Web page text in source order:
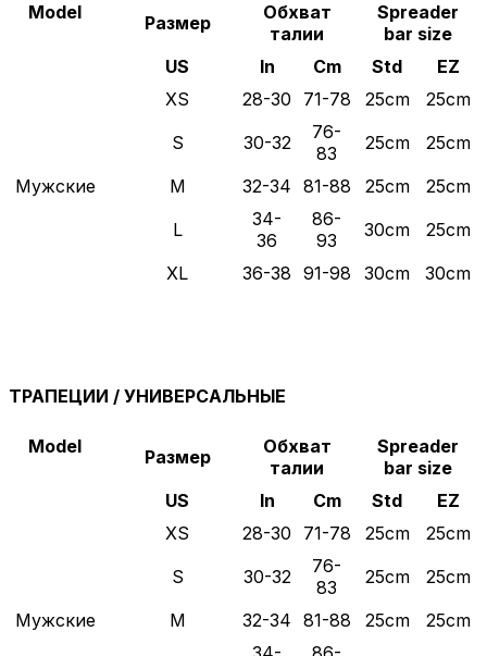
Model Размер
Обхват
талии
Spreader
bar size
US
In Cm Std EZ
Мужские
XS 28-30 71-78 25cm
25cm
S
30-32
76-
83
25cm
25cm
M
32-34 81-88 25cm
25cm
L
34-
36
86-
93
30cm
25cm
XL
36-38 91-98 30cm 30cm
ТРАПЕЦИИ / УНИВЕРСАЛЬНЫЕ
Model Размер
Обхват
талии
Spreader
bar size
US
In Cm Std EZ
Мужские
XS 28-30 71-78 25cm
25cm
S
30-32
76-
83
25cm
25cm
M
32-34 81-88 25cm
25cm